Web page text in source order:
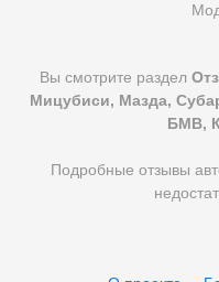
Вы смотрите раздел
Мицубиси, Мазда,
БМВ,
Подробные отзывы